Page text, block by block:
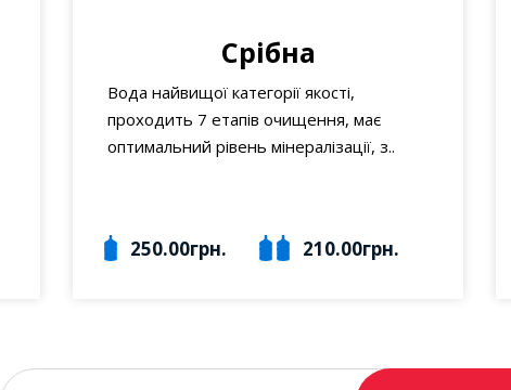
Срібна
Вода найвищої категорії якості,
проходить 7 етапів очищення, має
оптимальний рівень мінералізації, з..
250.00грн. 210.00грн.